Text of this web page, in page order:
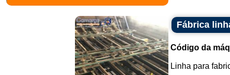
Fábrica
Código da
Linha para